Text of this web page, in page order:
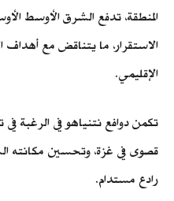
المنطقة، تدفع الشرق الأوسط
الاستقرار، ما يتناقض مع أهداف
الإقليمي.
تكمن دوافع نتنياهو في الرغبة
قصوى في غزة، وتحسين مكانته
رادع مستدام.